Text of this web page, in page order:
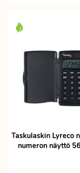
Taskulaskin Lyreco
numeron näyttö